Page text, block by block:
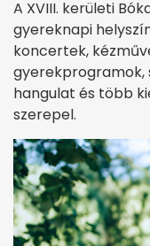
A XVIII. kerületi
gyereknapi
koncertek,
gyerekprogramok,
hangulat és több
szerepel.